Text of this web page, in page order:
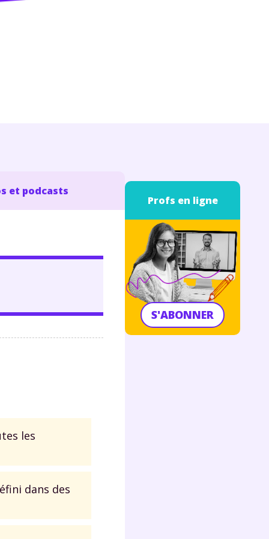
et podcasts
les
dans des
Profs en ligne
S'ABONNER